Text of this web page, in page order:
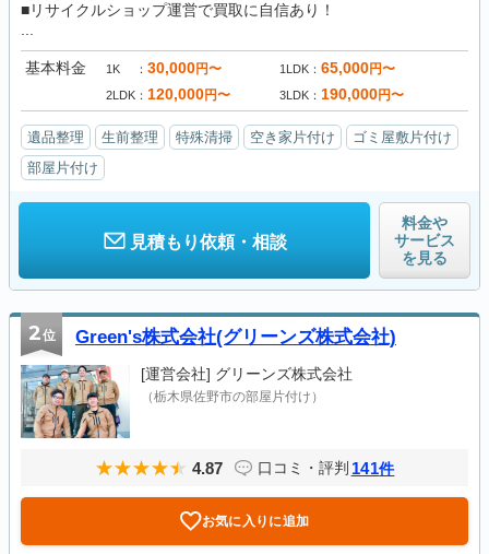
■リサイクルショップ運営で買取に自信あり！
基本料金 1K 30,000円〜 1LDK 65,000円〜
2LDK 120,000円〜 3LDK 190,000円〜
遺品整理 生前整理 特殊清掃 空き家片付け
ゴミ屋敷片付け
部屋片付け
見積もり依頼・相談
料金や
サービス
を見る
2位 Green's株式会社(グリーンズ株式会社)
[運営会社] グリーンズ株式会社
（栃木県佐野市の部屋片付け）
4.87 口コミ・評判 141件
お気に入りに追加